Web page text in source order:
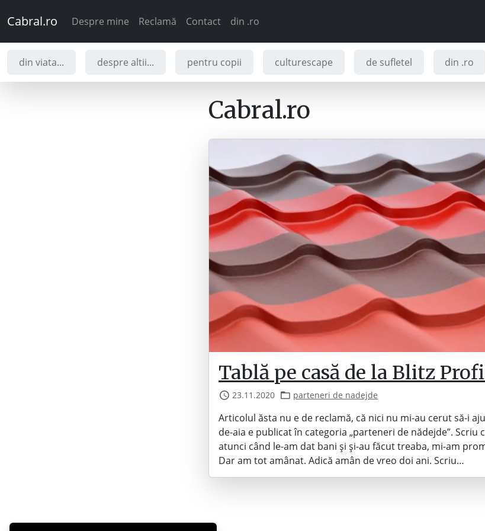
Cabral.ro Despre mine Reclamă Contact din .ro
din viata... despre altii... pentru copii culturescape de sufletel din .ro
Cabral.ro
Tablă pe casă de la Blitz
23.11.2020 parteneri de nadejde
Articolul ăsta nu e de reclamă, că nici nu mi-au cerut să-i
de-aia e publicat în categoria „parteneri de nădejde”. Scriu
atunci când le-am dat bani și și-au făcut treaba, mi-am
Dar am tot amânat. Adică amân de vreo doi ani. Scriu…